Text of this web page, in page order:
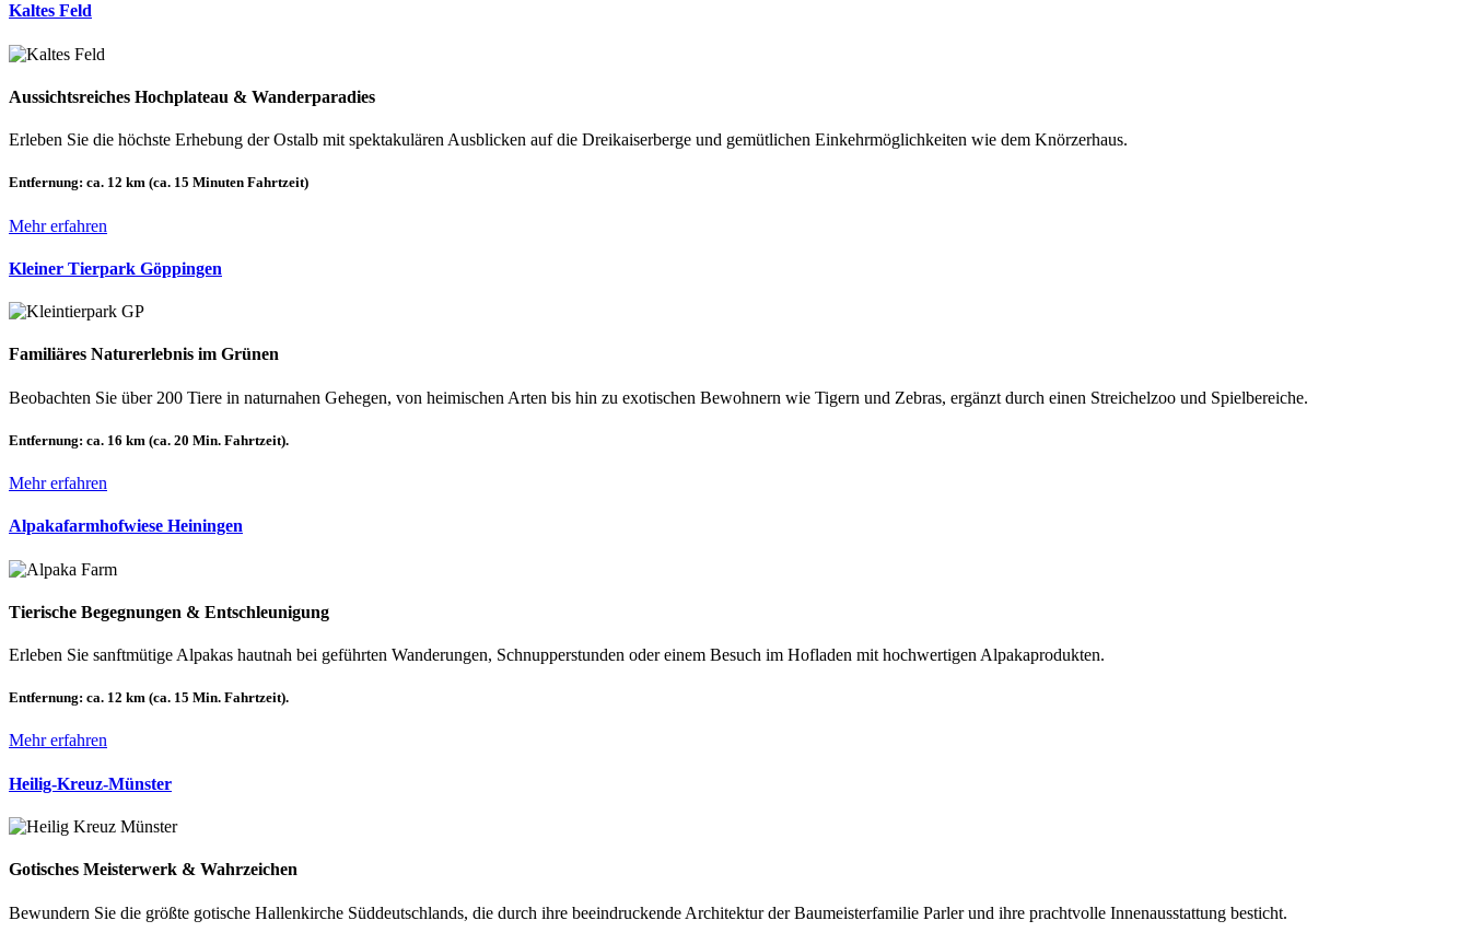
Kaltes Feld
Aussichtsreiches Hochplateau & Wanderparadies
Erleben Sie die höchste Erhebung der Ostalb mit spektakulären Ausblicken auf die Dreikaiserberge und gemütlichen Einkehrmöglichkeiten wie dem Knörzerhaus.
Entfernung: ca. 12 km (ca. 15 Minuten Fahrtzeit)
Mehr erfahren
Kleiner Tierpark Göppingen
Familiäres Naturerlebnis im Grünen
Beobachten Sie über 200 Tiere in naturnahen Gehegen, von heimischen Arten bis hin zu exotischen Bewohnern wie Tigern und Zebras, ergänzt durch einen Streichelzoo und Spielbereiche.
Entfernung: ca. 16 km (ca. 20 Min. Fahrtzeit).
Mehr erfahren
Alpakafarmhofwiese Heiningen
Tierische Begegnungen & Entschleunigung
Erleben Sie sanftmütige Alpakas hautnah bei geführten Wanderungen, Schnupperstunden oder einem Besuch im Hofladen mit hochwertigen Alpakaprodukten.
Entfernung: ca. 12 km (ca. 15 Min. Fahrtzeit).
Mehr erfahren
Heilig-Kreuz-Münster
Gotisches Meisterwerk & Wahrzeichen
Bewundern Sie die größte gotische Hallenkirche Süddeutschlands, die durch ihre beeindruckende Architektur der Baumeisterfamilie Parler und ihre prachtvolle Innenausstattung besticht.